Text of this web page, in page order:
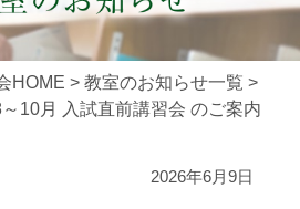
HOME > 教室のお知らせ一覧 >
10月 入試直前講習会 のご案内
2026年6月9日